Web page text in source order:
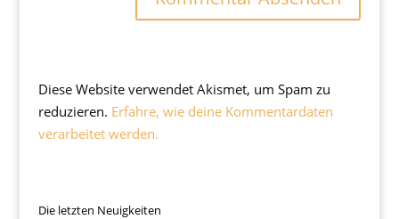
Diese Website verwendet Akismet, um Spam zu
reduzieren. Erfahre, wie deine Kommentardaten
verarbeitet werden.
Die letzten Neuigkeiten